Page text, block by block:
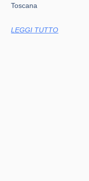
Toscana
LEGGI TUTTO